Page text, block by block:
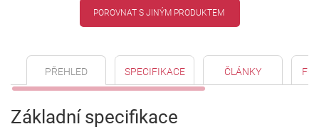
POROVNAT S JINÝM PRODUKTEM
PŘEHLED SPECIFIKACE ČLÁNKY
Základní specifikace